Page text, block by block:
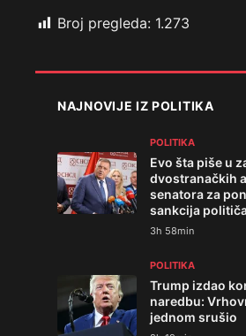
Broj pregleda: 1.273
NAJNOVIJE IZ POLITIKA
POLITIKA
Evo šta piše u
dvostranačkih
senatora za
sankcija
3h 58min
POLITIKA
Trump izdao
naredbu:
jednom srušio